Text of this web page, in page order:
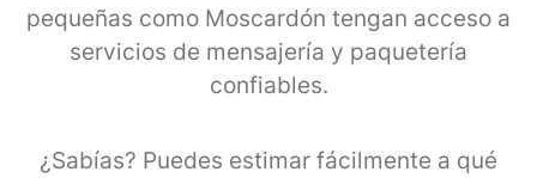
pequeñas como Moscardón tengan acceso a
servicios de mensajería y paquetería
confiables.
¿Sabías? Puedes estimar fácilmente a qué